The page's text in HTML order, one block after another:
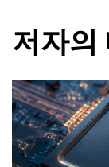
저자의